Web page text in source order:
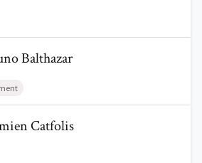
Balthazar
Balthazar
Catfolis
Catfolis